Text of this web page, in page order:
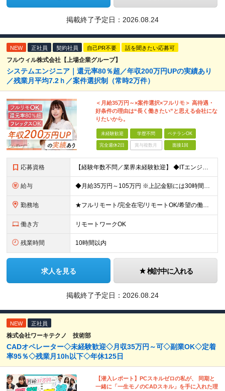
掲載終了予定日： 2026.08.24
NEW 正社員 契約社員 自己PR不要 話を聞きたい応募可
フルウィル株式会社【上場企業グループ】
システムエンジニア｜還元率80％超／年収200万円UPの実績あり
／残業月平均7.2ｈ／案件選択制（常時2万件）
＜月給35万円～×案件選択×フルリモ＞ 高待遇・
好条件の理由は“長く働きたい”と思える会社にな
りたいから。
未経験歓迎 学歴不問 ベテランOK
完全週休2日 賞与複数月 面接1回
応募資格 【経験年数不問／業界未経験歓迎】 ◆ITエンジニアとしての実務経験がある方 （開発・インフラ・テスト・ヘルプデスクなどジャンル不問） ※学歴不問 ※ブランクがある方、独学から実務経験をお持ちの方も大
給与 ◆月給35万円～105万円 ※上記金額には30時間分・6万6000円～19.9万円の固定残業代が含まれています。 固定残業代を超える勤務が発生した場合は、追加支給いたします。 ※試用期間3ヶ月あり
勤務地 ★フルリモート/完全在宅/リモートOK/希望の働き方が叶う ◆ご自身のご希望や居住地を考慮し、決定します。 ◆転居を伴う転勤はありません。 全国各地のプロジェクト先での勤務となります。 【東京本
働き方 リモートワークOK
残業時間 10時間以内
求人を見る 検討中に入れる
掲載終了予定日： 2026.08.24
NEW 正社員
株式会社ワーキテクノ 技術部
CADオペレーター◇未経験歓迎◇月収35万円～可◇副業OK◇定着
率95％◇残業月10h以下◇年休125日
【潜入レポート】PCスキルゼロの私が、 同期と
一緒に「一生モノのCADスキル」を手に入れた理